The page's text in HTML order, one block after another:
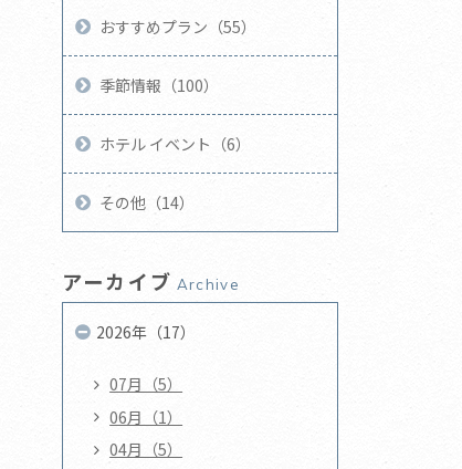
おすすめプラン（55）
季節情報（100）
ホテル イベント（6）
その他（14）
アーカイブ Archive
2026年（17）
07月（5）
06月（1）
04月（5）